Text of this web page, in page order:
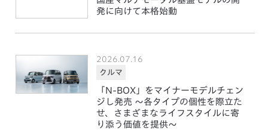
発に向けて本格始動
2026.07.16
クルマ
「N-BOX」をマイナーモデルチェン
ジし発売 ～各タイプの個性を際立た
せ、さまざまなライフスタイルに寄
り添う価値を提供～